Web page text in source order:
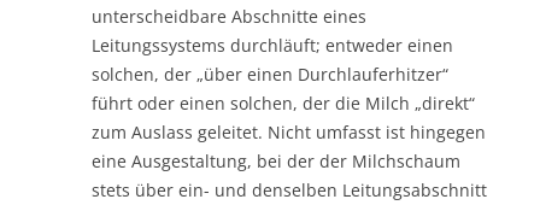
unterscheidbare Abschnitte eines
Leitungssystems durchläuft; entweder einen
solchen, der „über einen Durchlauferhitzer“
führt oder einen solchen, der die Milch „direkt“
zum Auslass geleitet. Nicht umfasst ist hingegen
eine Ausgestaltung, bei der der Milchschaum
stets über ein- und denselben Leitungsabschnitt